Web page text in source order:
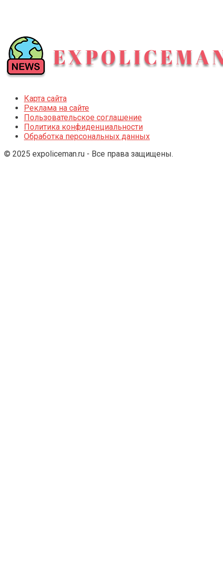
Карта сайта
Реклама на сайте
Пользовательское соглашение
Политика конфиденциальности
Обработка персональных данных
© 2025 expoliceman.ru - Все права защищены.